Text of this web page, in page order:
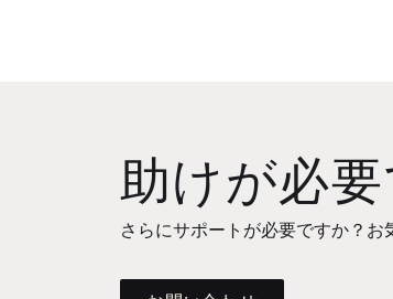
助けが必
さらにサポートが必要ですか？お